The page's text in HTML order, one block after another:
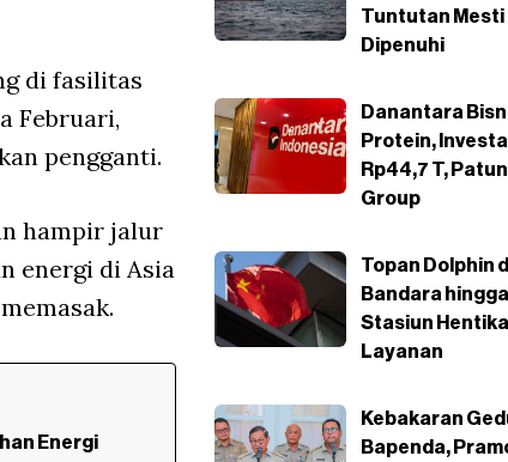
di fasilitas
Februari,
pengganti.
hampir jalur
energi di Asia
Energi
Tuntutan Mesti
Dipenuhi
Danantara
Protein,
Rp44,7 T,
Group
Topan Dolphin
Bandara hingga
Stasiun
Layanan
Kebakaran
Bapenda,